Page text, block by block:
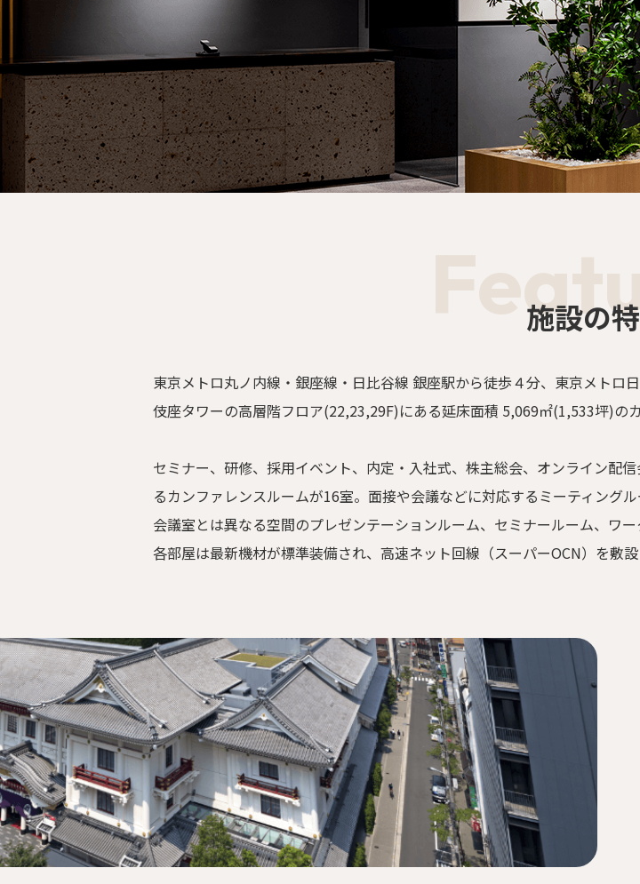
施設の
東京メトロ丸ノ内線・銀座線・日比谷線 銀座駅から徒歩４分、東京メトロ
伎座タワーの高層階フロア(22,23,29F)にある延床面積 5,069㎡(1,533坪)の
セミナー、研修、採用イベント、内定・入社式、株主総会、オンライン配
るカンファレンスルームが16室。面接や会議などに対応するミーティング
会議室とは異なる空間のプレゼンテーションルーム、セミナールーム、ワー
各部屋は最新機材が標準装備され、高速ネット回線（スーパーOCN）を敷